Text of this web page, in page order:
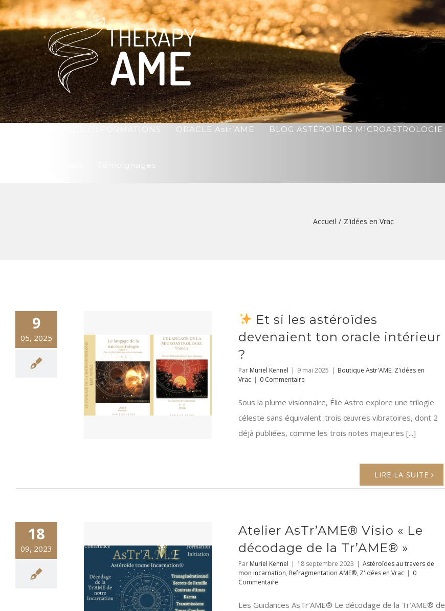
FORMATIONS ORACLE Astr’AME BLOG ASTÉROÏDES MICROASTROLOGIE
Témoignages
Accueil / Z'idées en Vrac
9
05, 2025
Et si les astéroïdes
devenaient ton oracle intérieur
?
Par Muriel Kennel | 9 mai 2025 | Boutique Astr'AME, Z'idées en
Vrac | 0 Commentaire
Sous la plume visionnaire, Élie Astro explore une trilogie
céleste sans équivalent :trois œuvres vibratoires, dont 2
déjà publiées, comme les trois notes majeures [...]
LIRE LA SUITE
18
09, 2023
Atelier AsTr’AME® Visio « Le
décodage de la Tr’AME® »
Par Muriel Kennel | 18 septembre 2023 | Astéroïdes au travers de
mon incarnation, Refragmentation AME®, Z'idées en Vrac | 0
Commentaire
Les Guidances AsTr’AME® Le décodage de la Tr’AME® de